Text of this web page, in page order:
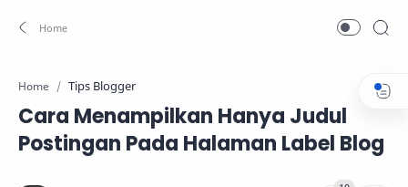
Home Tips Blogger
Cara Menampilkan Hanya Judul
Postingan Pada Halaman Label Blog